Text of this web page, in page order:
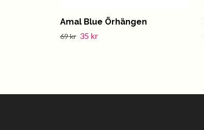
Amal Blue Örhängen
69 kr 35 kr